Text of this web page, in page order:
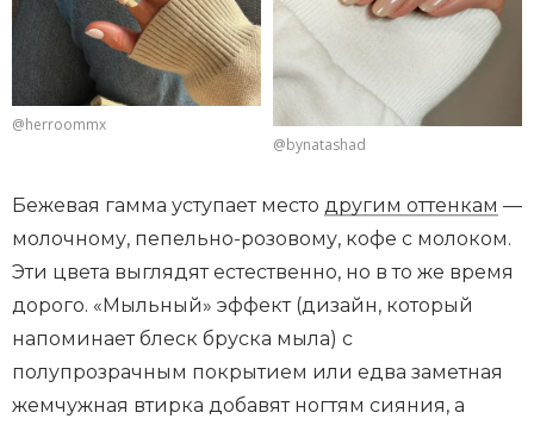
@herroommx
@bynatashad
Бежевая гамма уступает место другим оттенкам —
молочному, пепельно-розовому, кофе с молоком.
Эти цвета выглядят естественно, но в то же время
дорого. «Мыльный» эффект (дизайн, который
напоминает блеск бруска мыла) с
полупрозрачным покрытием или едва заметная
жемчужная втирка добавят ногтям сияния, а